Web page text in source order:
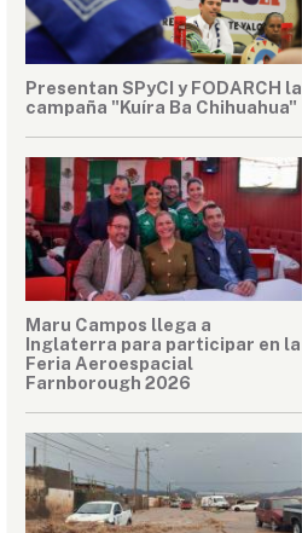
Presentan SPyCI y FODARCH la
campaña "Kuíra Ba Chihuahua"
Maru Campos llega a
Inglaterra para participar en la
Feria Aeroespacial
Farnborough 2026